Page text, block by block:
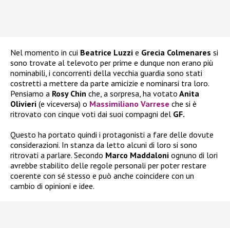
Nel momento in cui Beatrice Luzzi e Grecia Colmenares si
sono trovate al televoto per prime e dunque non erano più
nominabili, i concorrenti della vecchia guardia sono stati
costretti a mettere da parte amicizie e nominarsi tra loro.
Pensiamo a Rosy Chin che, a sorpresa, ha votato Anita
Olivieri (e viceversa) o Massimiliano Varrese che si è
ritrovato con cinque voti dai suoi compagni del GF.
Questo ha portato quindi i protagonisti a fare delle dovute
considerazioni. In stanza da letto alcuni di loro si sono
ritrovati a parlare. Secondo Marco Maddaloni ognuno di lori
avrebbe stabilito delle regole personali per poter restare
coerente con sé stesso e può anche coincidere con un
cambio di opinioni e idee.